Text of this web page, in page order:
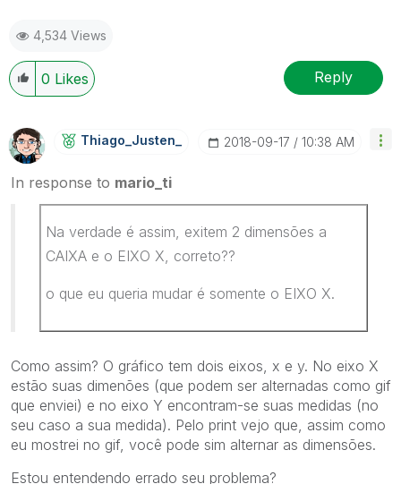
4,534 Views
0 Likes Reply
Thiago_Justen_ ‎2018-09-17 10:38 AM
In response to mario_ti
Na verdade é assim, exitem 2 dimensões a
CAIXA e o EIXO X, correto??
o que eu queria mudar é somente o EIXO X.
Como assim? O gráfico tem dois eixos, x e y. No eixo X
estão suas dimenões (que podem ser alternadas como gif
que enviei) e no eixo Y encontram-se suas medidas (no
seu caso a sua medida). Pelo print vejo que, assim como
eu mostrei no gif, você pode sim alternar as dimensões.
Estou entendendo errado seu problema?